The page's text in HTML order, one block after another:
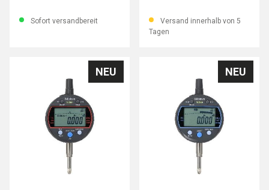
Sofort versandbereit
Versand innerhalb von 5
Tagen
NEU NEU